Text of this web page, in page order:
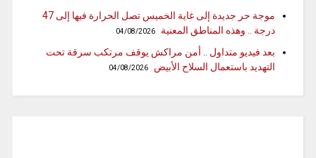
موجة حر جديدة إلى غاية الخميس تصل الحرارة فيها إلى 47
درجة .. وهذه المناطق المعنية
04/08/2026
بعد فيديو متداول .. أمن مراكش يوقف مرتكب سرقة تحت
التهديد باستعمال السلاح الأبيض
04/08/2026